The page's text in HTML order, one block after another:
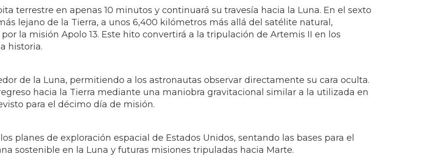
terrestre en apenas 10 minutos y continuará su travesía hacia la Luna. En el sexto
lejano de la Tierra, a unos 6,400 kilómetros más allá del satélite natural,
la misión Apolo 13. Este hito convertirá a la tripulación de Artemis II en los
historia.
de la Luna, permitiendo a los astronautas observar directamente su cara oculta.
hacia la Tierra mediante una maniobra gravitacional similar a la utilizada en
para el décimo día de misión.
planes de exploración espacial de Estados Unidos, sentando las bases para el
sostenible en la Luna y futuras misiones tripuladas hacia Marte.